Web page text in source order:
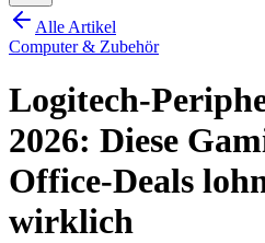
Alle Artikel
Computer & Zubehör
Logitech-
2026: Diese
Office-Deals
wirklich